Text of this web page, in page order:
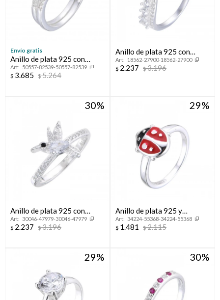
Envío gratis
Anillo de plata 925 con
circonias,CINTILLO.
50557-82539-50557-82539
$ 3.685 $5.264
Anillo de plata 925 con
circonias, CORONITA.
18562-27900-18562-27900
$ 2.237 $3.196
30
Anillo de plata 925 con
circonias, COLIBRI.
30046-47979-30046-47979
$ 2.237 $3.196
29
Anillo de plata 925 y
esmalte, MARIQUITA.
34224-55368-34224-55368
$ 1.481 $2.115
29 30